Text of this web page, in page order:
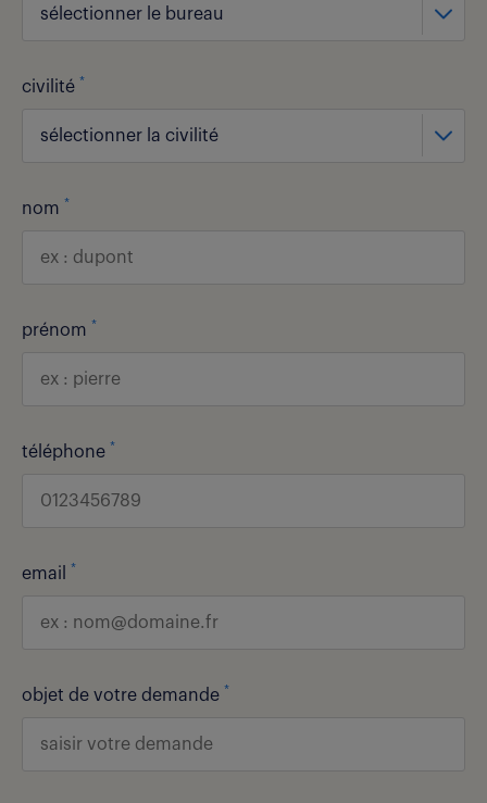
sélectionner le bureau
civilité *
sélectionner la civilité
nom *
prénom *
téléphone *
email *
objet de votre demande *